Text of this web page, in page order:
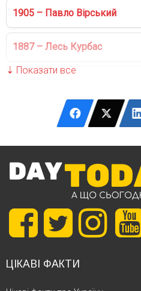
1905 – Павло Вірський
1887 – Лесь Курбас
1871 – Леся Українка
1850 – Володимир
1842 – Карл Май
1841 – П’єр-Огюст Ренуар
ЦІКАВІ ФАКТИ